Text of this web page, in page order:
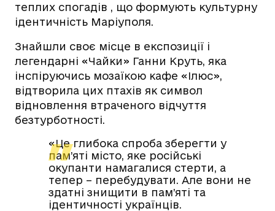
теплих спогадів , що формують культурну
ідентичність Маріуполя.
Знайшли своє місце в експозиції і
легендарні «Чайки» Ганни Круть, яка
інспіруючись мозаїкою кафе «Ілюс»,
відтворила цих птахів як символ
відновлення втраченого відчуття
безтурботності.
«Це глибока спроба зберегти у
пам’яті місто, яке російські
окупанти намагалися стерти, а
тепер – перебудувати. Але вони не
здатні знищити в пам’яті та
ідентичності українців.